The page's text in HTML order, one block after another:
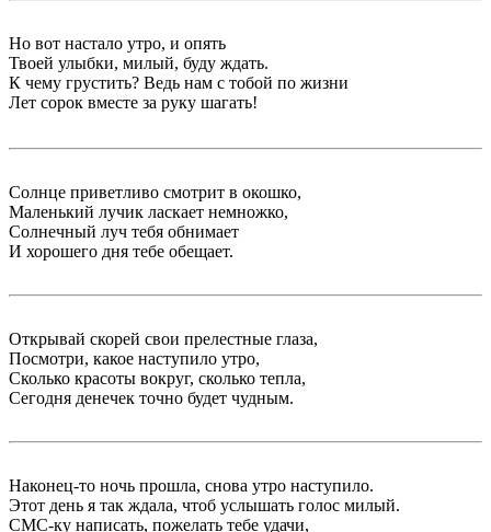
Но вот настало утро, и опять
Твоей улыбки, милый, буду ждать.
К чему грустить? Ведь нам с тобой по жизни
Лет сорок вместе за руку шагать!
Солнце приветливо смотрит в окошко,
Маленький лучик ласкает немножко,
Солнечный луч тебя обнимает
И хорошего дня тебе обещает.
Открывай скорей свои прелестные глаза,
Посмотри, какое наступило утро,
Сколько красоты вокруг, сколько тепла,
Сегодня денечек точно будет чудным.
Наконец-то ночь прошла, снова утро наступило.
Этот день я так ждала, чтоб услышать голос милый.
СМС-ку написать, пожелать тебе удачи,